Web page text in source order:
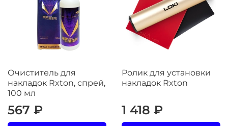
Очиститель для
накладок Rxton, спрей,
100 мл
567 ₽
Ролик для установки
накладок Rxton
1 418 ₽